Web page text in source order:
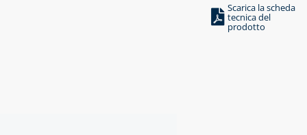
Scarica la scheda
tecnica del
prodotto